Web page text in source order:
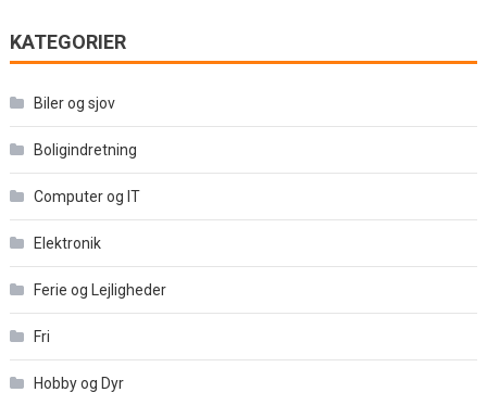
KATEGORIER
Biler og sjov
Boligindretning
Computer og IT
Elektronik
Ferie og Lejligheder
Fri
Hobby og Dyr